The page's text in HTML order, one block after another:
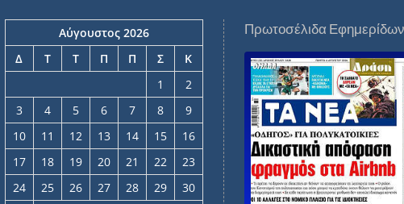
Αύγουστος 2026
Δ
Τ Τ Π Π Σ
Κ
1
2
3
4 5 6 7 8
9
10
11 12 13 14 15
16
17
18 19 20 21 22
23
24
25 26 27 28 29
30
Πρωτοσέλιδα Εφημερίδων